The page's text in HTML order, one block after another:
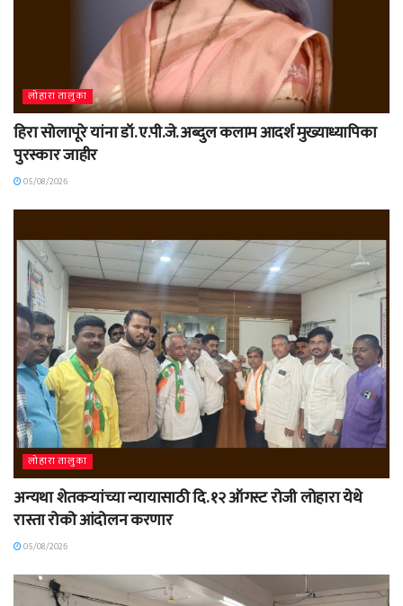
लोहारा तालुका
हिरा सोलापूरे यांना डॉ. ए.पी.जे. अब्दुल कलाम आदर्श मुख्याध्यापिका
पुरस्कार जाहीर
05/08/2026
लोहारा तालुका
अन्यथा शेतकऱ्यांच्या न्यायासाठी दि. १२ ऑगस्ट रोजी लोहारा येथे
रास्ता रोको आंदोलन करणार
05/08/2026